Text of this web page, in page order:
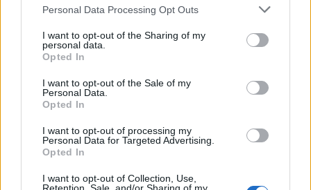
Please note that this website/app uses one or more Google
not limited to your visit or usage behaviour. You may click to
grant or deny consent to Google and its third-party tags to
use your data for below specified purposes in below Google
consent section.
Personal Data Processing Opt Outs
I want to opt-out of the Sharing of my
personal data.
Opted In
I want to opt-out of the Sale of my
Personal Data.
Opted In
I want to opt-out of processing my
Personal Data for Targeted Advertising.
Opted In
I want to opt-out of Collection, Use,
10,1% en junio, por encima de la media de
la UE
España registra una tasa de desempleo del 10,1%…
ECONOMÍA